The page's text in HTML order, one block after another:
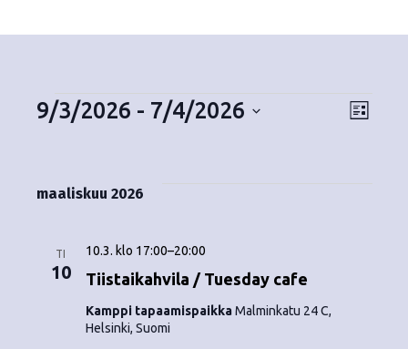
NT
L
9/3/2026 - 7/4/2026
i
maaliskuu 2026
TI
10 Tiistaikahvila / Tuesday cafe
10.3. klo 17:00–20:00
Kamppi tapaamispaikkaMalminkatu 24 C,
Helsinki, Suomi